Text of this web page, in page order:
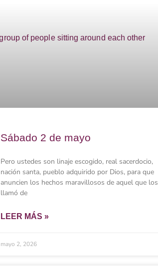
Sábado 2 de mayo
Pero ustedes son linaje escogido, real sacerdocio,
nación santa, pueblo adquirido por Dios, para que
anuncien los hechos maravillosos de aquel que los
llamó de
LEER MÁS »
mayo 2, 2026